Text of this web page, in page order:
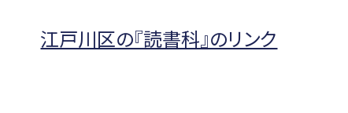
江戸川区の『読書科』のリンク